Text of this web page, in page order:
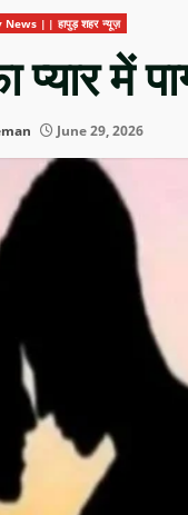
|| हापुड़ शहर न्यूज़
प्यार में
June 29, 2026